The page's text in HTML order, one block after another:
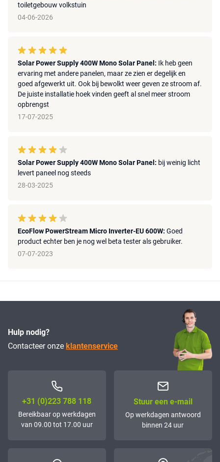
toiletgebouw volkstuin
04-06-2026
Solar Power Supply 400W Mono Solar Panel: Ik heb geen
ervaring met andere panelen, maar ze zien er degelijk en
goed afgewerkt uit. Ook bij bewolkt weer geven ze stroom af.
De juiste installatie hoek vinden geeft al snel meer stroom
opbrengst
17-07-2025
Solar Power Supply 400W Mono Solar Panel: bij weinig licht
levert paneel nog steeds
28-03-2025
EcoFlow PowerStream Micro Inverter-EU 600W: Goed
product echter ben je nog wel beta tester als gebruiker.
07-07-2023
Hulp nodig?
Contacteer onze klantenservice
+31 (0)223 788 118
Bereikbaar op werkdagen
van 09.00 tot 17.00 uur
Stuur een e-mail
Op werkdagen antwoord
binnen 24 uur